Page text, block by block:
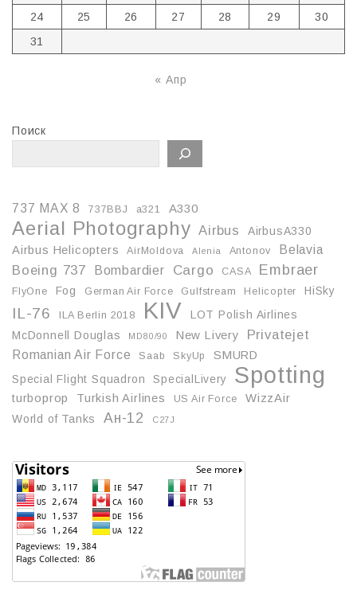
24
25 26 27 28 29
30
31
« Апр
Поиск
737 MAX 8 737BBJ a321 A330
Aerial Photography Airbus
AirbusA330
Airbus Helicopters
AirMoldova Alenia Antonov Belavia
Boeing 737 Bombardier Cargo CASA Embraer
FlyOne Fog German Air Force Gulfstream Helicopter HiSky
IL-76 ILA Berlin 2018 KIV
LOT Polish Airlines
McDonnell Douglas
MD80/90 New Livery Privatejet
Romanian Air Force Saab SkyUp
SMURD
Special Flight Squadron
SpecialLivery Spotting
turboprop Turkish Airlines US Air Force
WizzAir
World of Tanks
Ан-12 С27J